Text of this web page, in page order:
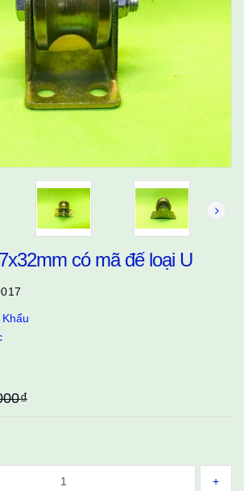
có mã đế loại U
+